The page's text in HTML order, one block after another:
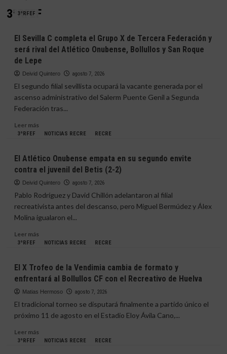
3ªRFEF
3ªRFEF
El Sevilla C completa el Grupo X de Tercera Federación y
será rival del Atlético Onubense, Bollullos y San Roque
de Lepe
Deivid Quintero agosto 7, 2026
El segundo filial sevillista ocupará la vacante generada por el
ascenso administrativo del Salerm Puente Genil a Segunda
Federación tras...
Leer másLeer
más
Sevilla
C
completa
Grupo
X
de
Federación
rival
del
Bollullos
y
Roque
3ªRFEF NOTICIAS RECRE RECRE
El Atlético Onubense empata en su segundo envite
contra el juvenil del Betis (2-2)
Deivid Quintero agosto 7, 2026
Pablo Rodríguez y David Chillón adelantaron al filial
recreativista antes del descanso, pero Miguel Bermúdez y Álex
Molina igualaron el...
Leer másLeer
más
Atlético
Onubense
empata
en
segundo
contra
3ªRFEF NOTICIAS RECRE RECRE
El X Trofeo de la Vendimia cambia de formato y
enfrentará al Bollullos CF con el Recreativo de Huelva
Matias Hermoso agosto 7, 2026
El tradicional torneo se disputará finalmente a partido único el
próximo 11 de agosto en el Estadio Eloy Ávila Cano,...
Leer másLeer
más
3ªRFEF NOTICIAS RECRE RECRE